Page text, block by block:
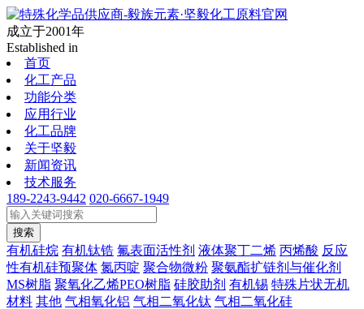
成立于2001年
Established in
首页
化工产品
功能分类
应用行业
化工品牌
关于坚毅
新闻资讯
技术服务
189-2243-9442 020-6667-1949
搜索
有机硅烷 有机钛锆 氟表面活性剂 液体聚丁二烯 丙烯酸 反应
性有机硅预聚体 氮丙啶 聚合物微粉 聚氨酯扩链剂与催化剂
MS树脂 聚氧化乙烯PEO树脂 硅胶助剂 有机锡 特殊片状无机
材料 其他 气相氧化铝 气相二氧化钛 气相二氧化硅